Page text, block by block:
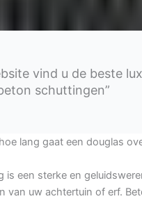
vind u de beste
schuttingen”
lang gaat een douglas
is een sterke en
van uw achtertuin of erf.